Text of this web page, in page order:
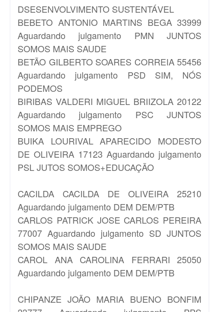
DSESENVOLVIMENTO SUSTENTÁVEL
BEBETO ANTONIO MARTINS BEGA 33999
Aguardando julgamento PMN JUNTOS
SOMOS MAIS SAUDE
BETÃO GILBERTO SOARES CORREIA 55456
Aguardando julgamento PSD SIM, NÓS
PODEMOS
BIRIBAS VALDERI MIGUEL BRIIZOLA 20122
Aguardando julgamento PSC JUNTOS
SOMOS MAIS EMPREGO
BUIKA LOURIVAL APARECIDO MODESTO
DE OLIVEIRA 17123 Aguardando julgamento
PSL JUTOS SOMOS+EDUCAÇÃO
CACILDA CACILDA DE OLIVEIRA 25210
Aguardando julgamento DEM DEM/PTB
CARLOS PATRICKJOSE CARLOS PEREIRA
77007 Aguardando julgamento SD JUNTOS
SOMOS MAIS SAUDE
CAROL ANA CAROLINA FERRARI 25050
Aguardando julgamento DEM DEM/PTB
CHIPANZE JOÃO MARIA BUENO BONFIM